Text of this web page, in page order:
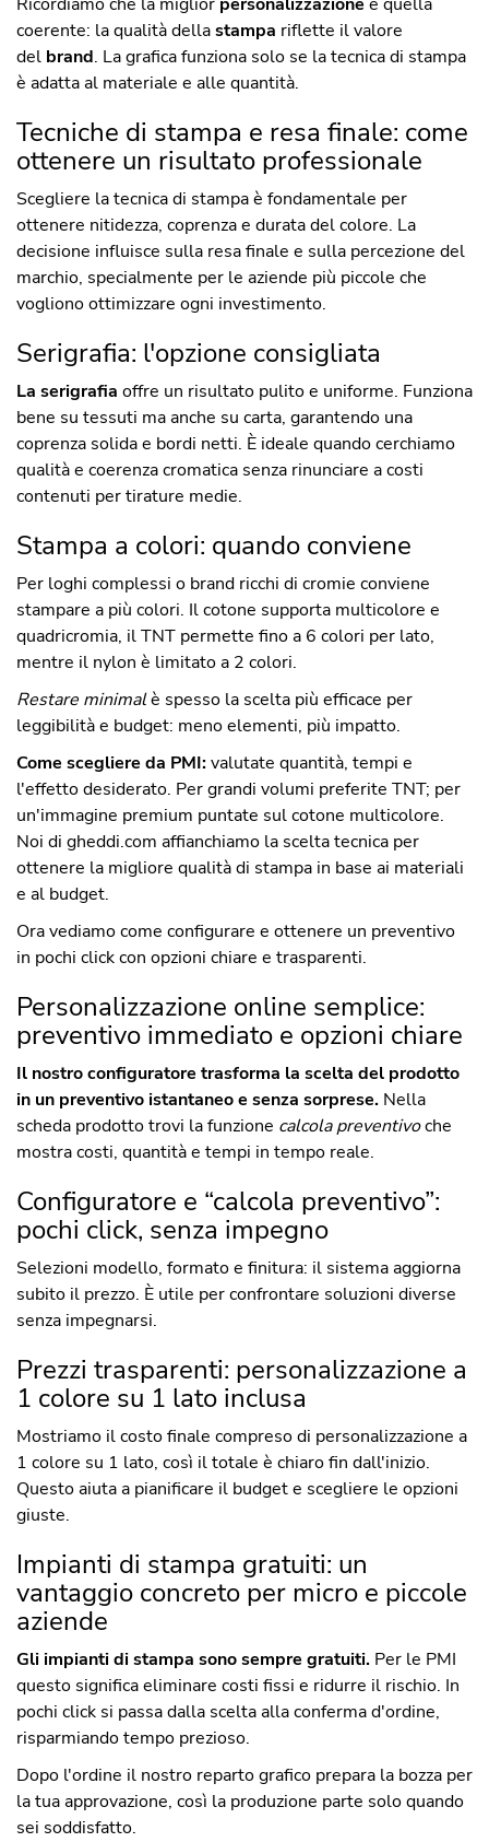
coerente: la qualità dellastampa riflette il valore
del brand. La grafica funziona solo se la tecnica di stampa
è adatta al materiale e alle quantità.
Tecniche di stampa e resa finale: come
ottenere un risultato professionale
Scegliere la tecnica di stampa è fondamentale per
ottenere nitidezza, coprenza e durata del colore. La
decisione influisce sulla resa finale e sulla percezione del
marchio, specialmente per le aziende più piccole che
vogliono ottimizzare ogni investimento.
Serigrafia: l'opzione consigliata
La serigrafia offre un risultato pulito e uniforme. Funziona
bene su tessuti ma anche su carta, garantendo una
coprenza solida e bordi netti. È ideale quando cerchiamo
qualità e coerenza cromatica senza rinunciare a costi
contenuti per tirature medie.
Stampa a colori: quando conviene
Per loghi complessi o brand ricchi di cromie conviene
stampare a più colori. Il cotone supporta multicolore e
quadricromia, il TNT permette fino a 6 colori per lato,
mentre il nylon è limitato a 2 colori.
Restare minimalè spesso la scelta più efficace per
leggibilità e budget: meno elementi, più impatto.
Come scegliere da PMI:valutate quantità, tempi e
l'effetto desiderato. Per grandi volumi preferite TNT; per
un'immagine premium puntate sul cotone multicolore.
Noi di gheddi.com affianchiamo la scelta tecnica per
ottenere la migliore qualità di stampa in base ai materiali
e al budget.
Ora vediamo come configurare e ottenere un preventivo
in pochi click con opzioni chiare e trasparenti.
Personalizzazione online semplice:
preventivo immediato e opzioni chiare
Il nostro configuratore trasforma la scelta del prodotto
in un preventivo istantaneo e senza sorprese. Nella
scheda prodotto trovi la funzione calcola preventivoche
mostra costi, quantità e tempi in tempo reale.
Configuratore e “calcola preventivo”:
pochi click, senza impegno
Selezioni modello, formato e finitura: il sistema aggiorna
subito il prezzo. È utile per confrontare soluzioni diverse
senza impegnarsi.
Prezzi trasparenti: personalizzazione a
1 colore su 1 lato inclusa
Mostriamo il costo finale compreso di personalizzazione a
1 colore su 1 lato, così il totale è chiaro fin dall'inizio.
Questo aiuta a pianificare il budget e scegliere le opzioni
giuste.
Impianti di stampa gratuiti: un
vantaggio concreto per micro e piccole
aziende
Gli impianti di stampa sono sempre gratuiti. Per le PMI
questo significa eliminare costi fissi e ridurre il rischio. In
pochi click si passa dalla scelta alla conferma d'ordine,
risparmiando tempo prezioso.
Dopo l'ordine il nostro reparto grafico prepara la bozza per
la tua approvazione, così la produzione parte solo quando
sei soddisfatto.